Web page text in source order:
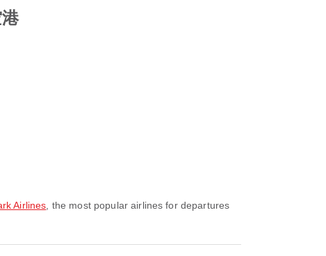
Airlines , the most popular airlines for departures